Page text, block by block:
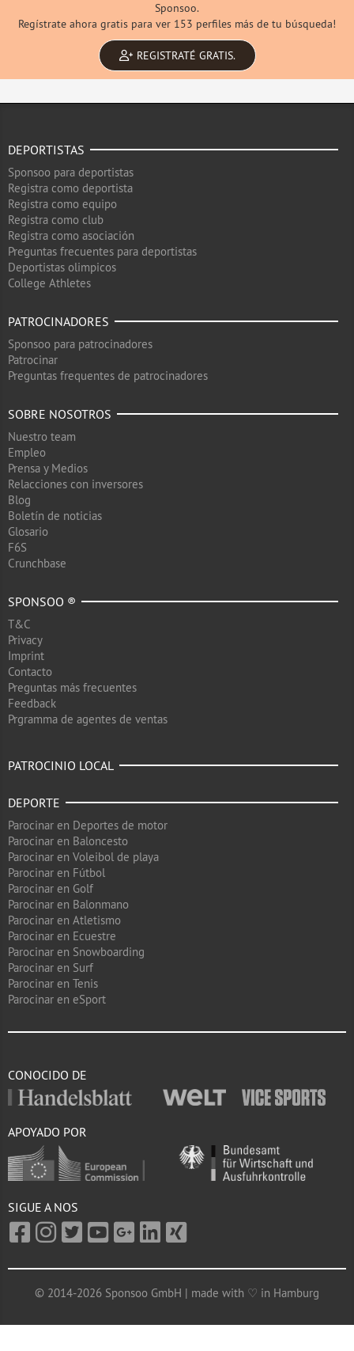
Sponsoo.
Regístrate ahora gratis para ver 153 perfiles más de tu búsqueda!
REGISTRATÉ GRATIS.
DEPORTISTAS
Sponsoo para deportistas
Registra como deportista
Registra como equipo
Registra como club
Registra como asociación
Preguntas frecuentes para deportistas
Deportistas olimpicos
College Athletes
PATROCINADORES
Sponsoo para patrocinadores
Patrocinar
Preguntas frequentes de patrocinadores
SOBRE NOSOTROS
Nuestro team
Empleo
Prensa y Medios
Relacciones con inversores
Blog
Boletín de noticias
Glosario
F6S
Crunchbase
SPONSOO ®
T&C
Privacy
Imprint
Contacto
Preguntas más frecuentes
Feedback
Prgramma de agentes de ventas
PATROCINIO LOCAL
DEPORTE
Parocinar en Deportes de motor
Parocinar en Baloncesto
Parocinar en Voleibol de playa
Parocinar en Fútbol
Parocinar en Golf
Parocinar en Balonmano
Parocinar en Atletismo
Parocinar en Ecuestre
Parocinar en Snowboarding
Parocinar en Surf
Parocinar en Tenis
Parocinar en eSport
CONOCIDO DE
APOYADO POR
SIGUE A NOS
© 2014-2026 Sponsoo GmbH | made with ♡ in Hamburg